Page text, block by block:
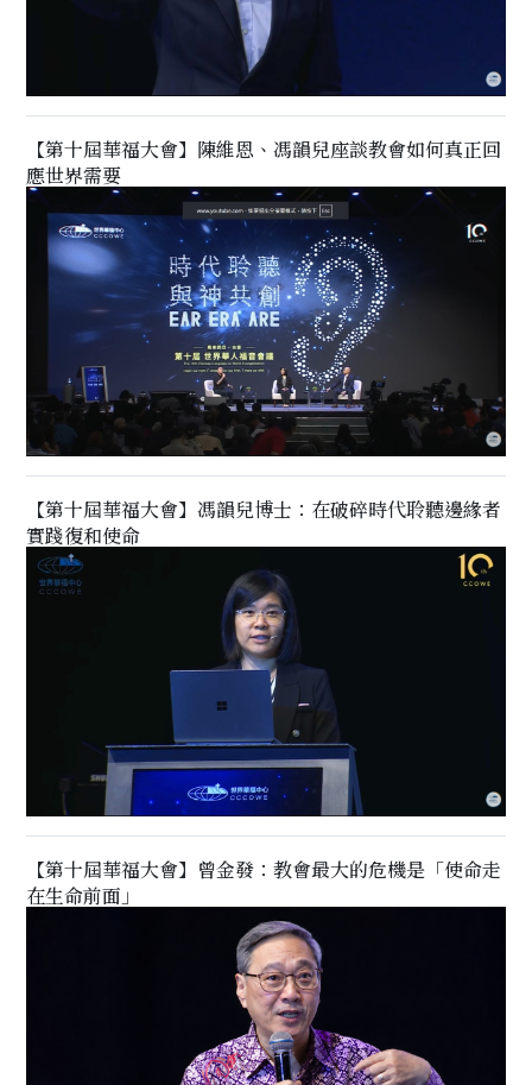
【第十屆華福大會】陳維恩、馮韻兒座談教會如何真正回
應世界需要
【第十屆華福大會】馮韻兒博士：在破碎時代聆聽邊緣者
實踐復和使命
【第十屆華福大會】曾金發：教會最大的危機是「使命走
在生命前面」